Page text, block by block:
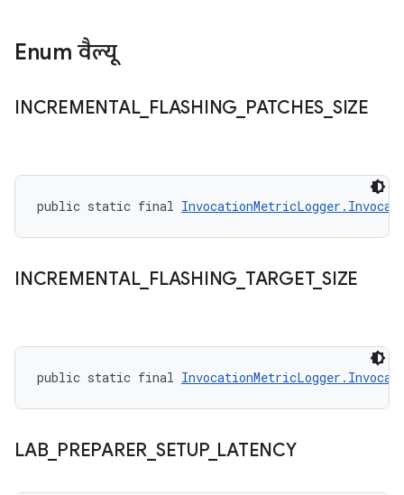
Enum वैल्यू
INCREMENTAL_ FLASHING PATCHES SIZE
public static final
INCREMENTAL_ FLASHING TARGET_ SIZE
public static final
LAB_ PREPARER SETUP_ LATENCY